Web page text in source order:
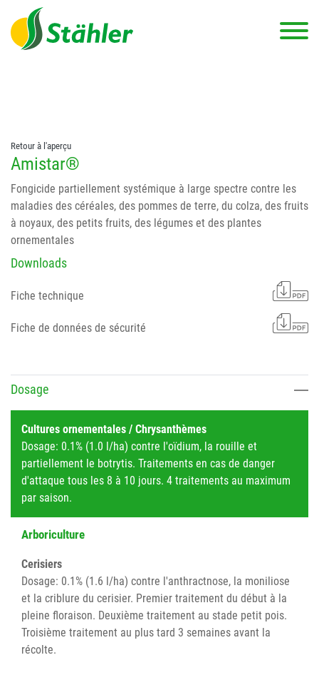
string(78) "Test 12 {FONT:12} // Dosierungen: test 123 dfasdf
asdfW134 245 34" string(62) "Test 12 {FONT:12} Dosierungen: test
123 dfasdf asdfW134 245 34"
Retour à l'aperçu
Amistar®
Fongicide partiellement systémique à large spectre contre les
maladies des céréales, des pommes de terre, du colza, des fruits
à noyaux, des petits fruits, des légumes et des plantes
ornementales
Downloads
Fiche technique
Fiche de données de sécurité
Dosage
Cultures ornementales / Chrysanthèmes
Dosage: 0.1% (1.0 l/ha) contre l'oïdium, la rouille et
partiellement le botrytis. Traitements en cas de danger
d'attaque tous les 8 à 10 jours. 4 traitements au maximum
par saison.
Arboriculture
Cerisiers
Dosage: 0.1% (1.6 l/ha) contre l'anthractnose, la moniliose
et la criblure du cerisier. Premier traitement du début à la
pleine floraison. Deuxième traitement au stade petit pois.
Troisième traitement au plus tard 3 semaines avant la
récolte.